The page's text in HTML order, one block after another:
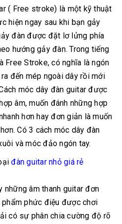
( Free stroke) là một kỹ thuật
hiện ngay sau khi bạn gảy
đàn được đặt lơ lửng phía
hướng gảy đàn. Trong tiếng
Free Stroke, có nghĩa là ngón
đến mép ngoài dây rồi mới
móc dây đàn guitar được
âm, muốn đánh những hợp
hơn hay đơn giản là muốn
Có 3 cách móc dây đàn
và móc đảo ngón tay.
đàn guitar nhỏ giá rẻ
những âm thanh guitar đơn
phức điệu được chơi
có sự phân chia cường độ rõ